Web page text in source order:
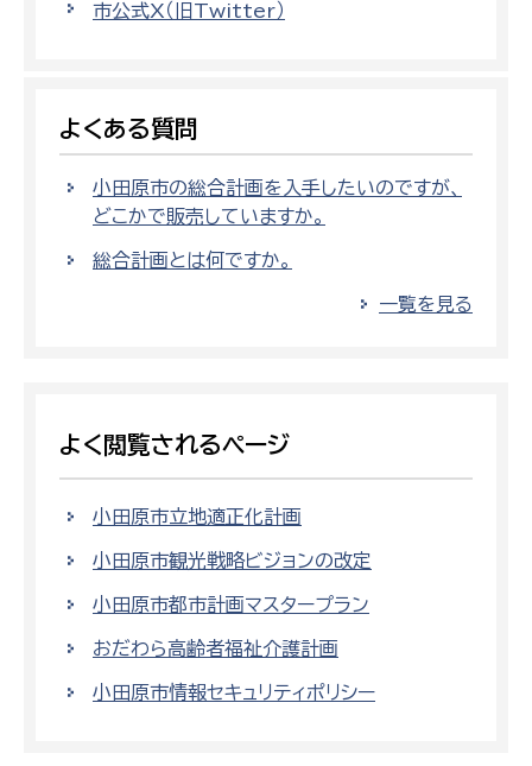
市公式X（旧Twitter）
よくある質問
小田原市の総合計画を入手したいのですが、
どこかで販売していますか。
総合計画とは何ですか。
一覧を見る
よく閲覧されるページ
小田原市立地適正化計画
小田原市観光戦略ビジョンの改定
小田原市都市計画マスタープラン
おだわら高齢者福祉介護計画
小田原市情報セキュリティポリシー